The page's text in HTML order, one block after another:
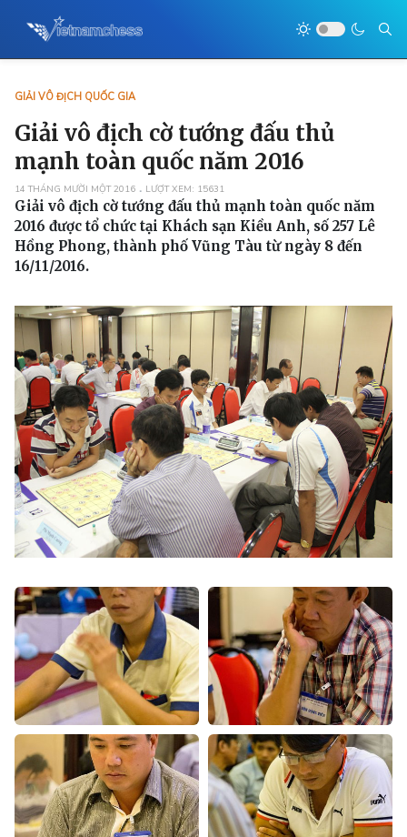
GIẢI VÔ ĐỊCH QUỐC GIA
Giải vô địch cờ tướng đấu thủ
mạnh toàn quốc năm 2016
14 THÁNG MƯỜI MỘT 2016 LƯỢT XEM: 15631
Giải vô địch cờ tướng đấu thủ mạnh toàn quốc năm
2016 được tổ chức tại Khách sạn Kiều Anh, số 257 Lê
Hồng Phong, thành phố Vũng Tàu từ ngày 8 đến
16/11/2016.